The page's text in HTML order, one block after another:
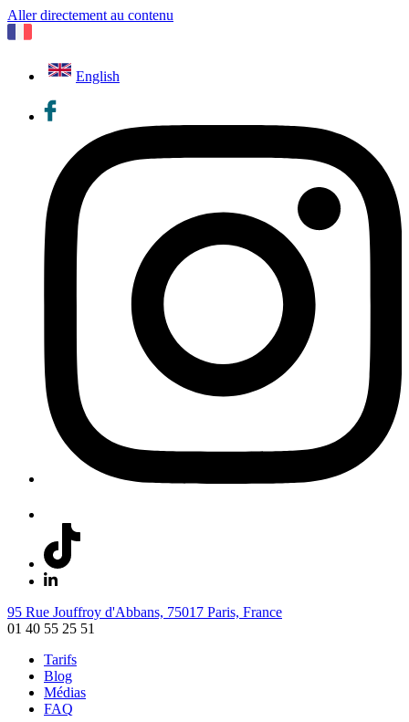
Aller directement au contenu
English
95 Rue Jouffroy d'Abbans, 75017 Paris, France
01 40 55 25 51
Tarifs
Blog
Médias
FAQ